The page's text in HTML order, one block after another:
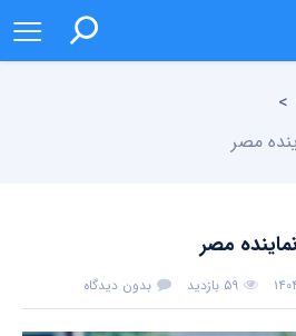
>
مصر
مصر
۰۶ ۵۹ بازدید بدون دیدگاه